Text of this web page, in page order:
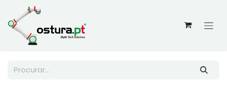
Skip to Content